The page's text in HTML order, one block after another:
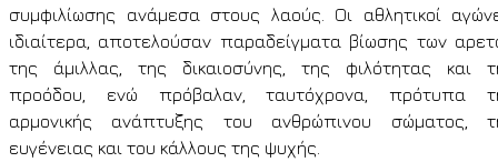
συμφιλίωσης ανάμεσα στους λαούς. Οι αθλητικοί
ιδιαίτερα, αποτελούσαν παραδείγματα βίωσης των
της άμιλλας, της δικαιοσύνης, της φιλότητας και
προόδου, ενώ πρόβαλαν, ταυτόχρονα, πρότυπα
αρμονικής ανάπτυξης του ανθρώπινου σώματος,
ευγένειας και του κάλλους της ψυχής.